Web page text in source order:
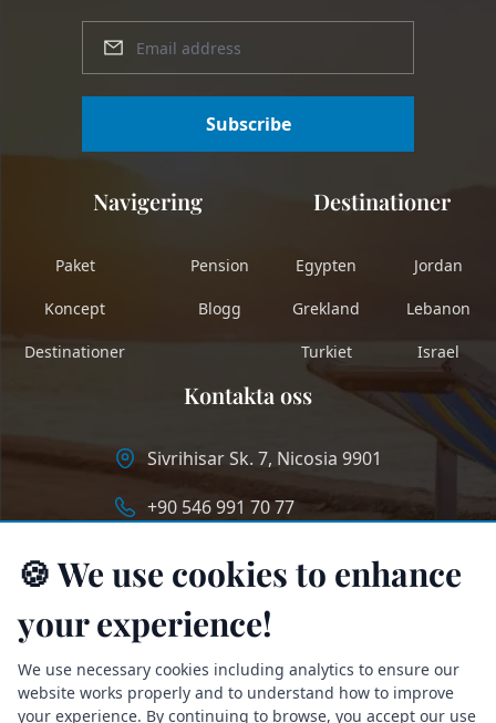
Subscribe
Navigering
Paket
Koncept
Destinationer
Pension
Blogg
Destinationer
Egypten
Grekland
Turkiet
Jordan
Lebanon
Israel
Kontakta oss
Sivrihisar Sk. 7, Nicosia 9901
+90 546 991 70 77
info@longstaycyprus.com
🍪 We use cookies to enhance
your experience!
We use necessary cookies including analytics to ensure our
website works properly and to understand how to improve
your experience. By continuing to browse, you accept our use